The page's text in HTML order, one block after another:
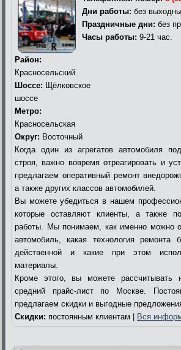
Дни работы: без
Праздничные дни: без
Часы работы: 9-21 час.
Район:
Красносельский
Шоссе: Щёлковское
шоссе
Метро:
Красносельская
Округ: Восточный
Когда один из агрегатов автомобиля
строя, важно вовремя отреагировать и
предлагаем оперативный ремонт
а также других классов автомобилей.
Вы можете убедиться в нашем
которые оставляют клиенты, а также
работы. Мы понимаем, как именно можно
автомобиль, какая технология ремонта
действенной и какие при этом
материалы.
Кроме этого, вы можете рассчитывать
средний прайс-лист по Москве.
предлагаем скидки и выгодные
Скидки: постоянным клиентам | Вся